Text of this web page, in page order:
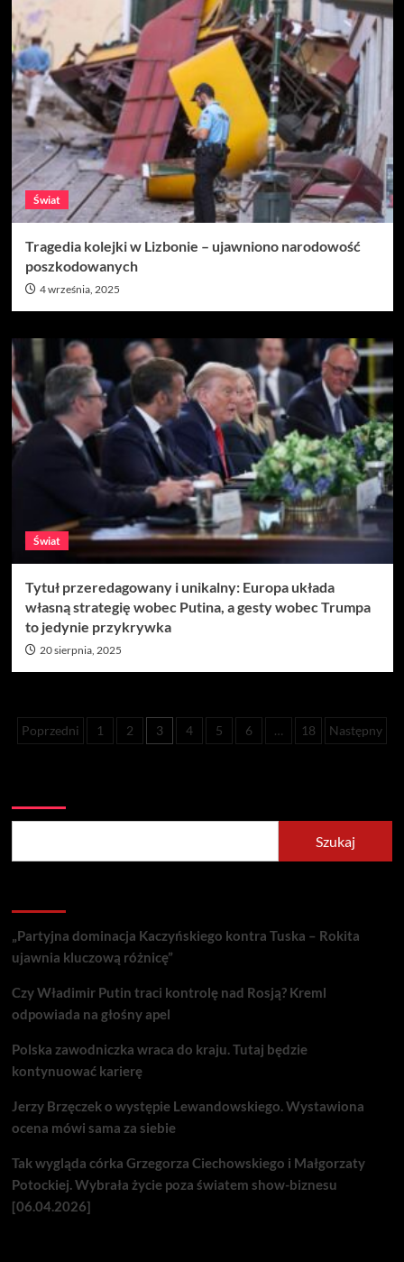
Świat
Tragedia kolejki w Lizbonie – ujawniono narodowość
poszkodowanych
4 września, 2025
Świat
Tytuł przeredagowany i unikalny: Europa układa
własną strategię wobec Putina, a gesty wobec Trumpa
to jedynie przykrywka
20 sierpnia, 2025
Stronicowanie
Poprzedni 1 2 3 4 5 6 … 18 Następny
Szukaj
„Partyjna dominacja Kaczyńskiego kontra Tuska – Rokita
ujawnia kluczową różnicę”
Czy Władimir Putin traci kontrolę nad Rosją? Kreml
odpowiada na głośny apel
Polska zawodniczka wraca do kraju. Tutaj będzie
kontynuować karierę
Jerzy Brzęczek o występie Lewandowskiego. Wystawiona
ocena mówi sama za siebie
Tak wygląda córka Grzegorza Ciechowskiego i Małgorzaty
Potockiej. Wybrała życie poza światem show-biznesu
[06.04.2026]